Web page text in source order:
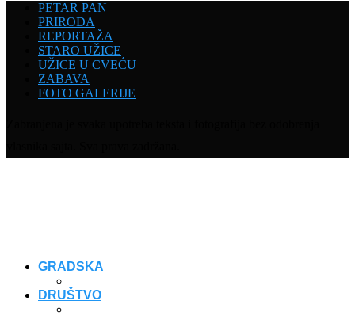
PETAR PAN
PRIRODA
REPORTAŽA
STARO UŽICE
UŽICE U CVEĆU
ZABAVA
FOTO GALERIJE
GRADSKA
DRUŠTVO